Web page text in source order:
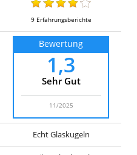
9 Erfahrungsberichte
Bewertung
1,3
Sehr Gut
11/2025
Echt Glaskugeln